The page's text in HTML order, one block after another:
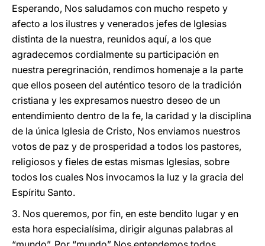
Esperando, Nos saludamos con mucho respeto y
afecto a los ilustres y venerados jefes de Iglesias
distinta de la nuestra, reunidos aquí, a los que
agradecemos cordialmente su participación en
nuestra peregrinación, rendimos homenaje a la parte
que ellos poseen del auténtico tesoro de la tradición
cristiana y les expresamos nuestro deseo de un
entendimiento dentro de la fe, la caridad y la disciplina
de la única Iglesia de Cristo, Nos enviamos nuestros
votos de paz y de prosperidad a todos los pastores,
religiosos y fieles de estas mismas Iglesias, sobre
todos los cuales Nos invocamos la luz y la gracia del
Espíritu Santo.
3. Nos queremos, por fin, en este bendito lugar y en
esta hora especialísima, dirigir algunas palabras al